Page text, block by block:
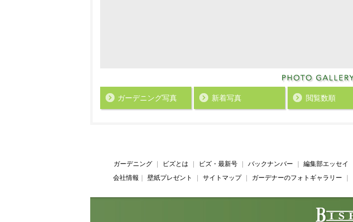
ガーデニング写真 新着写真 閲覧数順
ガーデニング｜ ビズとは ビズ・最新号｜ バックナンバー 編集部エッセイ
会社情報
壁紙プレゼント サイトマップ｜ ガーデナーのフォトギャラリー